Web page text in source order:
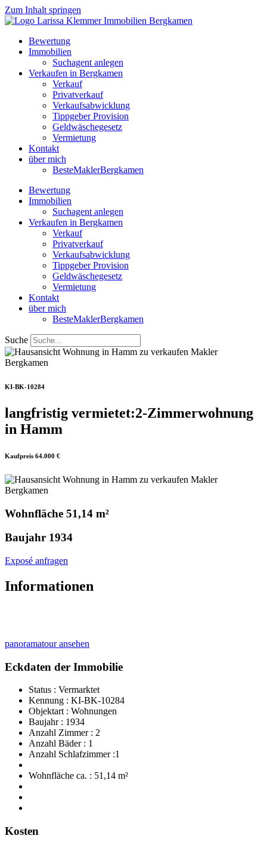
Zum Inhalt springen
Bewertung
Immobilien
Suchagent anlegen
Verkaufen in Bergkamen
Verkauf
Privatverkauf
Verkaufsabwicklung
Tippgeber Provision
Geldwäschegesetz
Vermietung
Kontakt
über mich
BesteMaklerBergkamen
Bewertung
Immobilien
Suchagent anlegen
Verkaufen in Bergkamen
Verkauf
Privatverkauf
Verkaufsabwicklung
Tippgeber Provision
Geldwäschegesetz
Vermietung
Kontakt
über mich
BesteMaklerBergkamen
Suche
KI-BK-10284
langfristig vermietet:2-Zimmerwohnung
in Hamm
Kaufpreis 64.000 €
Wohnfläche 51,14 m²
Baujahr 1934
Exposé anfragen
Informationen
panoramatour ansehen
Eckdaten der Immobilie
Status : Vermarktet
Kennung : KI-BK-10284
Objektart : Wohnungen
Baujahr : 1934
Anzahl Zimmer : 2
Anzahl Bäder : 1
Anzahl Schlafzimmer :1
Wohnfläche ca. : 51,14 m²
Kosten